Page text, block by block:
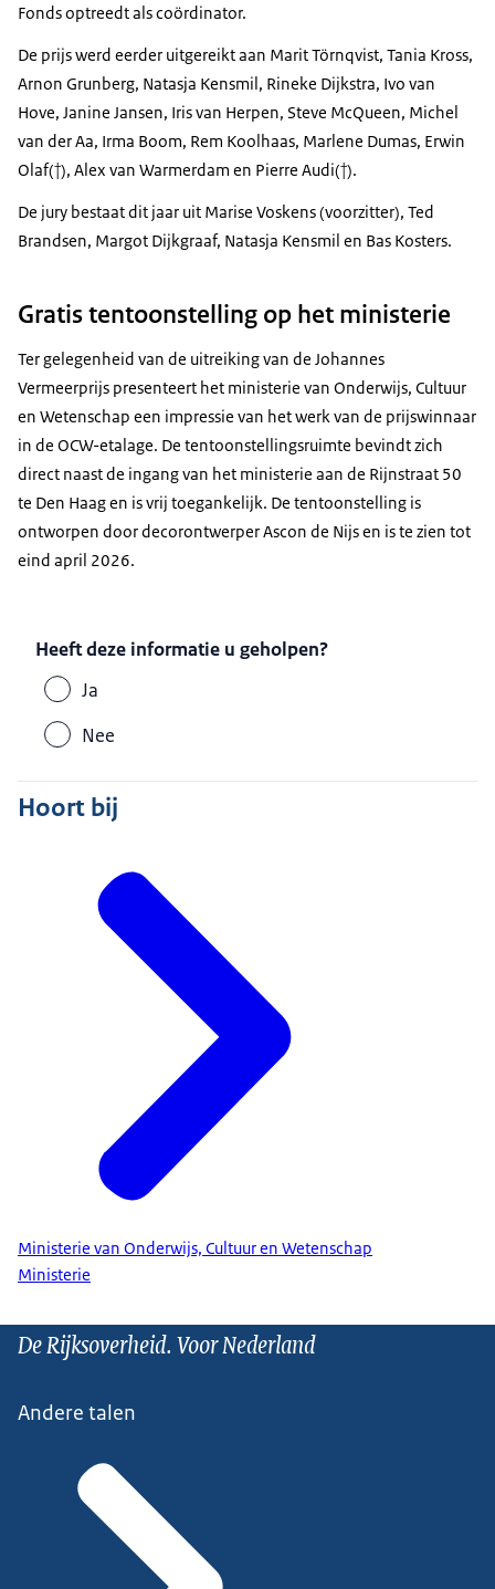
Fonds optreedt als coördinator.
De prijs werd eerder uitgereikt aan Marit Törnqvist, Tania Kross,
Arnon Grunberg, Natasja Kensmil, Rineke Dijkstra, Ivo van
Hove, Janine Jansen, Iris van Herpen, Steve McQueen, Michel
van der Aa, Irma Boom, Rem Koolhaas, Marlene Dumas, Erwin
Olaf(†), Alex van Warmerdam en Pierre Audi(†).
De jury bestaat dit jaar uit Marise Voskens (voorzitter), Ted
Brandsen, Margot Dijkgraaf, Natasja Kensmil en Bas Kosters.
Gratis tentoonstelling op het ministerie
Ter gelegenheid van de uitreiking van de Johannes
Vermeerprijs presenteert het ministerie van Onderwijs, Cultuur
en Wetenschap een impressie van het werk van de prijswinnaar
in de OCW-etalage. De tentoonstellingsruimte bevindt zich
direct naast de ingang van het ministerie aan de Rijnstraat 50
te Den Haag en is vrij toegankelijk. De tentoonstelling is
ontworpen door decorontwerper Ascon de Nijs en is te zien tot
eind april 2026.
Heeft deze informatie u geholpen?
Ja
Nee
Hoort bij
Ministerie van Onderwijs, Cultuur en Wetenschap
Ministerie
De Rijksoverheid. Voor Nederland
Andere talen